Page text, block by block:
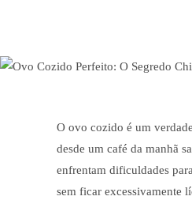
O ovo cozido é um
desde um café da manhã
enfrentam dificuldades
sem ficar excessivamente